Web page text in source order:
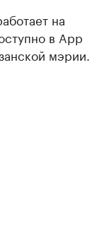
на
в App
мэрии.